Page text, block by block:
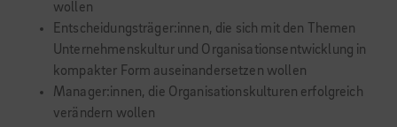
wollen
Entscheidungsträger:innen, die sich mit den Themen
Unternehmenskultur und Organisationsentwicklung in
kompakter Form auseinandersetzen wollen
Manager:innen, die Organisationskulturen erfolgreich
verändern wollen